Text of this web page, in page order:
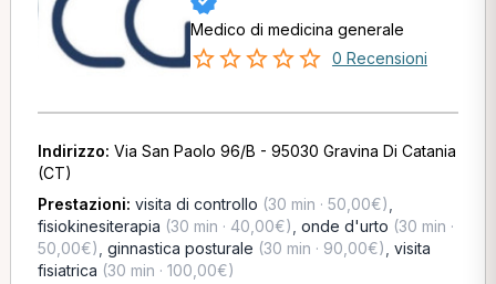
Medico di medicina generale
0 Recensioni
Indirizzo: Via San Paolo 96/B - 95030 Gravina Di Catania
(CT)
Prestazioni: visita di controllo (30 min · 50,00€)
fisiokinesiterapia (30 min · 40,00€) onde d'urto (30 min ·
50,00€) ginnastica posturale (30 min · 90,00€) visita
fisiatrica (30 min · 100,00€)